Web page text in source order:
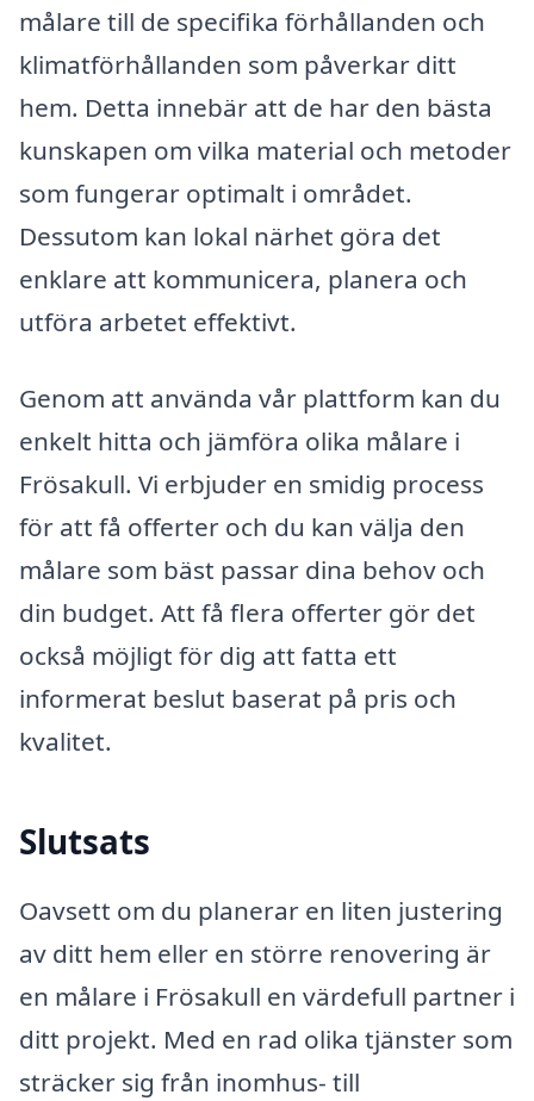
målare till de specifika förhållanden och
klimatförhållanden som påverkar ditt
hem. Detta innebär att de har den bästa
kunskapen om vilka material och metoder
som fungerar optimalt i området.
Dessutom kan lokal närhet göra det
enklare att kommunicera, planera och
utföra arbetet effektivt.
Genom att använda vår plattform kan du
enkelt hitta och jämföra olika målare i
Frösakull. Vi erbjuder en smidig process
för att få offerter och du kan välja den
målare som bäst passar dina behov och
din budget. Att få flera offerter gör det
också möjligt för dig att fatta ett
informerat beslut baserat på pris och
kvalitet.
Slutsats
Oavsett om du planerar en liten justering
av ditt hem eller en större renovering är
en målare i Frösakull en värdefull partner i
ditt projekt. Med en rad olika tjänster som
sträcker sig från inomhus- till